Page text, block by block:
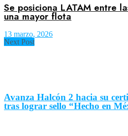
Se posiciona LATAM entre
una mayor flota
13 marzo, 2026
Next Post
Avanza Halcón 2 hacia su
tras lograr sello “Hecho en